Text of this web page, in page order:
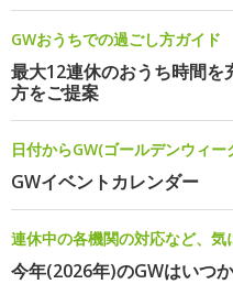
GWおうちでの過ごし方ガイド
最大12連休のおうち時間を
方をご提案
日付からGW(ゴールデンウィ
GWイベントカレンダー
連休中の各機関の対応など、気
今年(2026年)のGWはいつ